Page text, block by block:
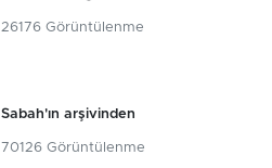
26176 Görüntülenme
Sabah'ın arşivinden
70126 Görüntülenme